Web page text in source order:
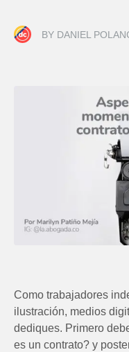
BY DANIEL
Como trabajadores
ilustración, medios
dediques. Primero
es un contrato? y